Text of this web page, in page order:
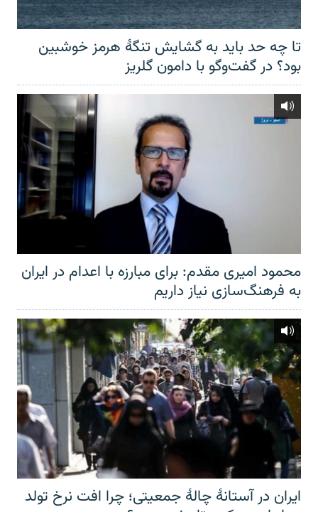
تا چه حد باید به گشایش تنگهٔ هرمز خوشبین
بود؟ در گفت‌وگو با دامون گلریز
محمود امیری مقدم: برای مبارزه با اعدام در ایران
به فرهنگ‌سازی نیاز داریم
ایران در آستانهٔ چالهٔ جمعیتی؛ چرا افت نرخ تولد